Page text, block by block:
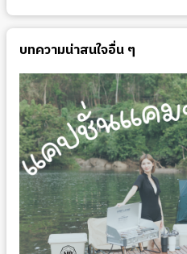
บทความน่าสนใจอื่น ๆ